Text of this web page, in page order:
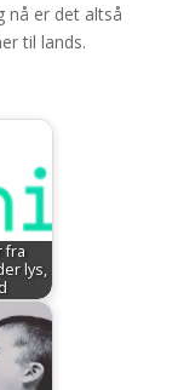
nå er det altså
til lands.
fra
lys,